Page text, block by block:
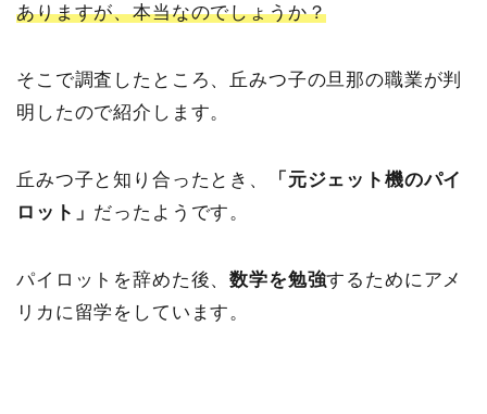
ありますが、本当なのでしょうか？
そこで調査したところ、丘みつ子の旦那の職業が判
明したので紹介します。
丘みつ子と知り合ったとき、
「元ジェット機のパイ
ロット」 だったようです。
パイロットを辞めた後、数学を勉強するためにアメ
リカに留学をしています。